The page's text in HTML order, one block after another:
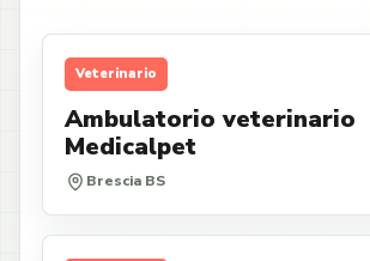
Veterinario
Ambulatorio veterinario
Medicalpet
Brescia BS